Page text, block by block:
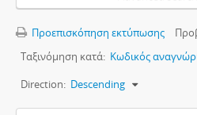
Προεπισκόπηση εκτύπωσης
Ταξινόμηση κατά: Κωδικός
Direction: Descending